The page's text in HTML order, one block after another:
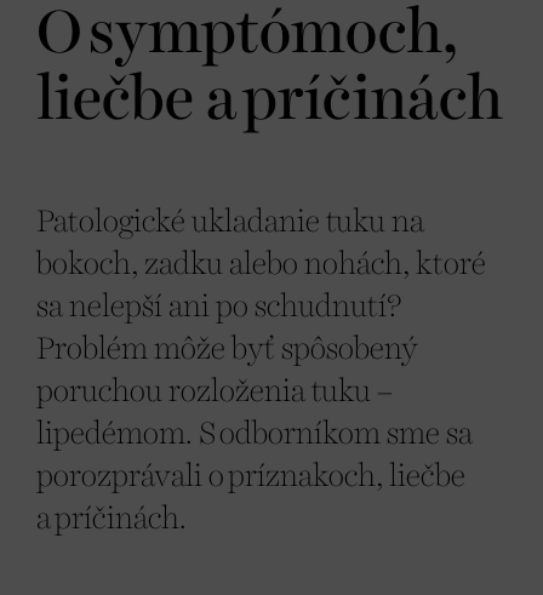
O symptómoch,
liečbe a príčinách
Patologické ukladanie tuku na
bokoch, zadku alebo nohách, ktoré
sa nelepší ani po schudnutí?
Problém môže byť spôsobený
poruchou rozloženia tuku –
lipedémom. S odborníkom sme sa
porozprávali o príznakoch, liečbe
a príčinách.